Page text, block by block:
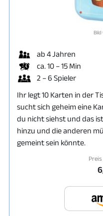
Bild
ab 4 Jahren
ca. 10 – 15 Min
2 – 6 Spieler
Ihr legt 10 Karten in der
sucht sich geheim eine
du nicht siehst und das
hinzu und die anderen
gemeint sein könnte.